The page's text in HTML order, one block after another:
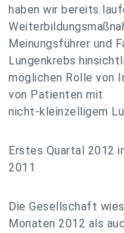
haben wir bereits
Meinungsführer und
Lungenkrebs
möglichen Rolle von
von Patienten mit
nicht-kleinzelligem
Erstes Quartal 2012
2011
Die Gesellschaft
Monaten 2012 als